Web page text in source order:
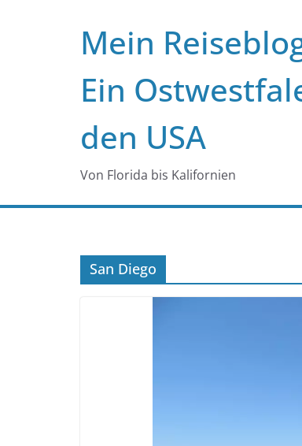
Mein
Ein
den USA
Von Florida bis Kalifornien
San Diego